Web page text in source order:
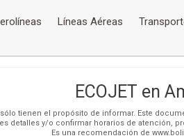
Líneas Aéreas
ECOJET en
tienen el propósito de informar. Este
detalles y/o confirmar horarios de atención,
Es una recomendación de